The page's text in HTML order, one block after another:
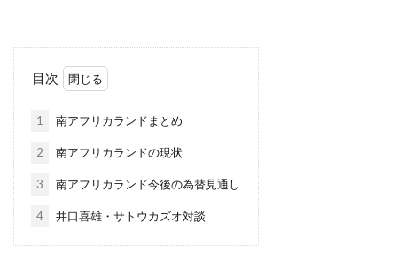
目次
1 南アフリカランドまとめ
2 南アフリカランドの現状
3 南アフリカランド今後の為替見通し
4 井口喜雄・サトウカズオ対談